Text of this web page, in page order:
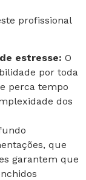
profissional
estresse: O
por toda
perca tempo
dos
que
garantem que